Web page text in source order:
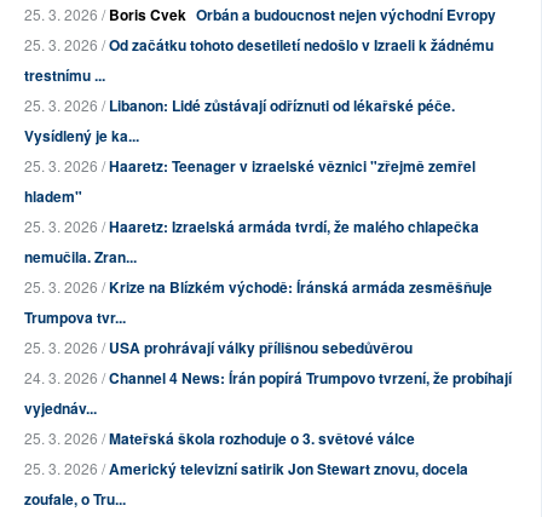
25. 3. 2026 /Boris Cvek Orbán a budoucnost nejen východní Evropy
25. 3. 2026 /Od začátku tohoto desetiletí nedošlo v Izraeli k žádnému
trestnímu ...
25. 3. 2026 /Libanon: Lidé zůstávají odříznuti od lékařské péče.
Vysídlený je ka...
25. 3. 2026 /Haaretz: Teenager v izraelské věznici "zřejmě zemřel
hladem"
25. 3. 2026 /Haaretz: Izraelská armáda tvrdí, že malého chlapečka
nemučila. Zran...
25. 3. 2026 /Krize na Blízkém východě: Íránská armáda zesměšňuje
Trumpova tvr...
25. 3. 2026 /USA prohrávají války přílišnou sebedůvěrou
24. 3. 2026 /Channel 4 News: Írán popírá Trumpovo tvrzení, že probíhají
vyjednáv...
25. 3. 2026 /Mateřská škola rozhoduje o 3. světové válce
25. 3. 2026 /Americký televizní satirik Jon Stewart znovu, docela
zoufale, o Tru...